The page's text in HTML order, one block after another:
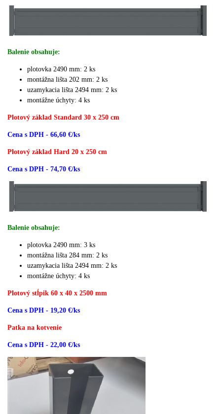
Balenie obsahuje:
plotovka 2490 mm: 2 ks
montážna lišta 202 mm: 2 ks
uzamykacia lišta 2494 mm: 2 ks
montážne úchyty: 4 ks
Plotový základ Standard 30 x 250 cm
Cena s DPH - 66,60 €/ks
Plotový základ Hard 20 x 250 cm
Cena s DPH - 74,70 €/ks
Balenie obsahuje:
plotovka 2490 mm: 3 ks
montážna lišta 284 mm: 2 ks
uzamykacia lišta 2494 mm: 2 ks
montážne úchyty: 4 ks
Plotový stĺpik 60 x 40 x 2500 mm
Cena s DPH - 19,20 €/ks
Patka na kotvenie
Cena s DPH - 22,00 €/ks